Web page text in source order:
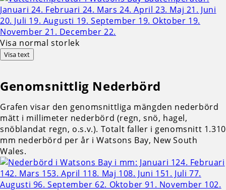
Visa normal storlek
Visa text
Genomsnittlig Nederbörd
Grafen visar den genomsnittliga mängden nederbörd
mätt i millimeter nederbörd (regn, snö, hagel,
snöblandat regn, o.s.v.). Totalt faller i genomsnitt 1.310
mm nederbörd per år i Watsons Bay, New South
Wales.